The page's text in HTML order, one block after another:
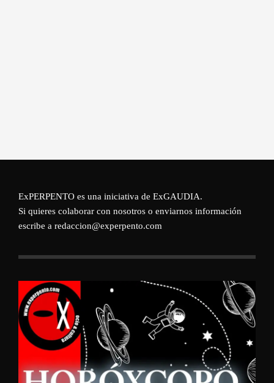
ExPERPENTO es una iniciativa de ExGAUDIA.
Si quieres colaborar con nosotros o enviarnos información
escribe a redaccion@experpento.com